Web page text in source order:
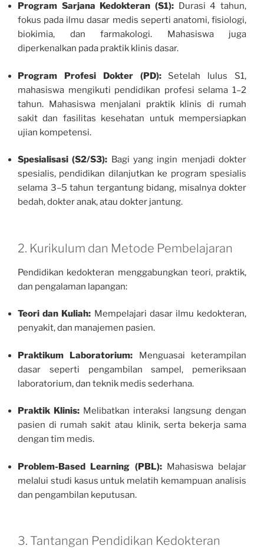
Program Sarjana Kedokteran (S1): Durasi 4 tahun,
fokus pada ilmu dasar medis seperti anatomi, fisiologi,
biokimia, dan farmakologi. Mahasiswa juga
diperkenalkan pada praktik klinis dasar.
Program Profesi Dokter (PD):Setelah lulus S1,
mahasiswa mengikuti pendidikan profesi selama 1–2
tahun. Mahasiswa menjalani praktik klinis di rumah
sakit dan fasilitas kesehatan untuk mempersiapkan
ujian kompetensi.
Spesialisasi (S2/S3): Bagi yang ingin menjadi dokter
spesialis, pendidikan dilanjutkan ke program spesialis
selama 3–5 tahun tergantung bidang, misalnya dokter
bedah, dokter anak, atau dokter jantung.
2. Kurikulum dan Metode Pembelajaran
Pendidikan kedokteran menggabungkan teori, praktik,
dan pengalaman lapangan:
Teori dan Kuliah: Mempelajari dasar ilmu kedokteran,
penyakit, dan manajemen pasien.
Praktikum Laboratorium: Menguasai keterampilan
dasar seperti pengambilan sampel, pemeriksaan
laboratorium, dan teknik medis sederhana.
Praktik Klinis: Melibatkan interaksi langsung dengan
pasien di rumah sakit atau klinik, serta bekerja sama
dengan tim medis.
Problem-Based Learning (PBL):Mahasiswa belajar
melalui studi kasus untuk melatih kemampuan analisis
dan pengambilan keputusan.
3. Tantangan Pendidikan Kedokteran